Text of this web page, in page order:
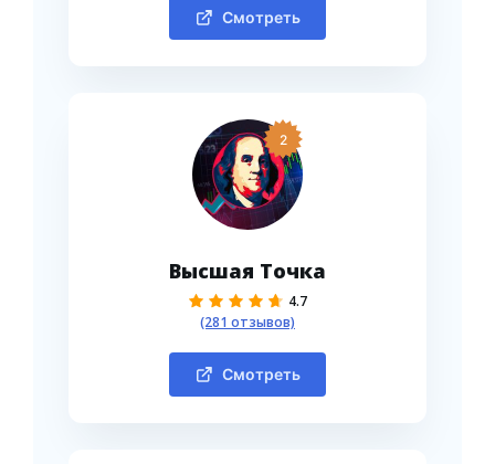
Смотреть
2
Высшая Точка
4.7
(281 отзывов)
Смотреть